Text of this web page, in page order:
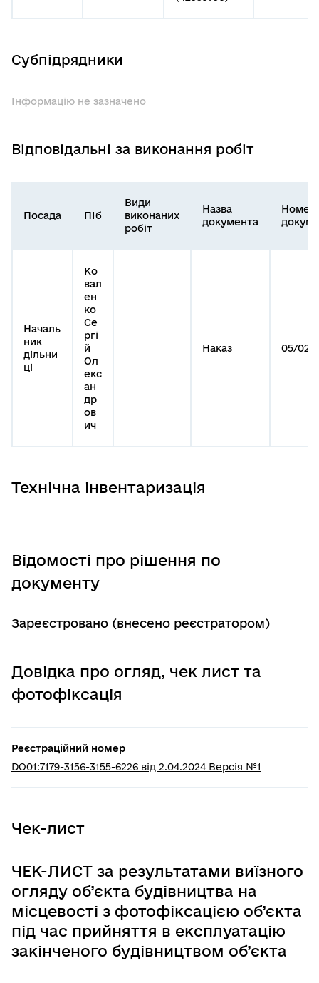
Субпідрядники
Інформацію не зазначено
Відповідальні за виконання робіт
Посада ПІб
Види
виконаних
робіт
Назва
документа
Номер
Началь
ник
дільни
ці
Ко
вал
ен
ко
Се
ргі
й
Ол
екс
ан
др
ов
ич
Наказ 05/02-
Технічна інвентаризація
Відомості про рішення по
документу
Зареєстровано (внесено реєстратором)
Довідка про огляд, чек лист та
фотофіксація
Реєстраційний номер
DO01:7179-3156-3155-6226 від 2.04.2024 Версія №1
Чек-лист
ЧЕК-ЛИСТ за результатами виїзного
огляду об’єкта будівництва на
місцевості з фотофіксацією об’єкта
під час прийняття в експлуатацію
закінченого будівництвом об’єкта